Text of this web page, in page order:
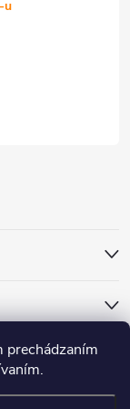
prechádzaním
u
CapitalSystem.eu